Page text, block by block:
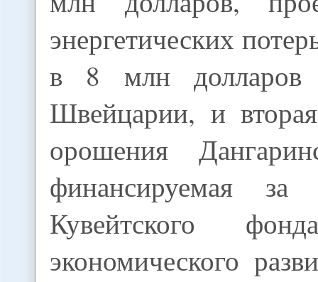
энергетических
в 8 млн долларов
Швейцарии, и
орошения
финансируемая за
Кувейтского
экономического